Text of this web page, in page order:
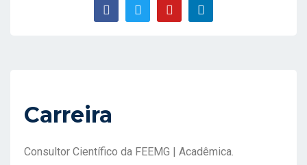
Carreira
Consultor Científico da FEEMG | Acadêmica.